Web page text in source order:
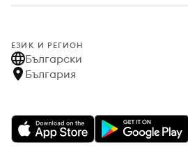
ЕЗИК И РЕГИОН
Български
България